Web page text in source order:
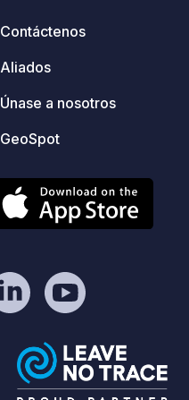
Contáctenos
Aliados
Únase a nosotros
GeoSpot